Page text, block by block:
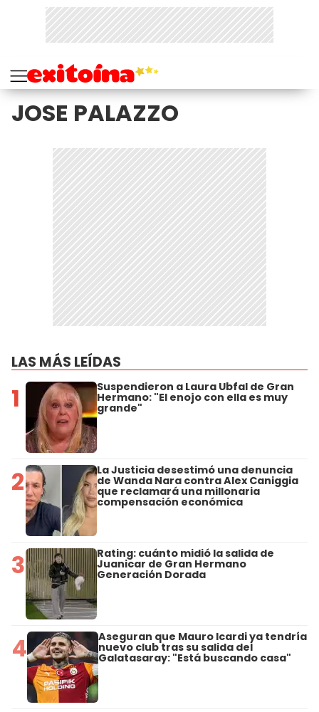
JOSE PALAZZO
LAS MÁS LEÍDAS
1 Suspendieron a Laura Ubfal de Gran
Hermano: "El enojo con ella es muy
grande"
2 La Justicia desestimó una denuncia
de Wanda Nara contra Alex Caniggia
que reclamará una millonaria
compensación económica
3 Rating: cuánto midió la salida de
Juanicar de Gran Hermano
Generación Dorada
4 Aseguran que Mauro Icardi ya tendría
nuevo club tras su salida del
Galatasaray: "Está buscando casa"